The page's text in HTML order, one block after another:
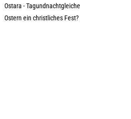
Ostara - Tagundnachtgleiche
Ostern ein christliches Fest?